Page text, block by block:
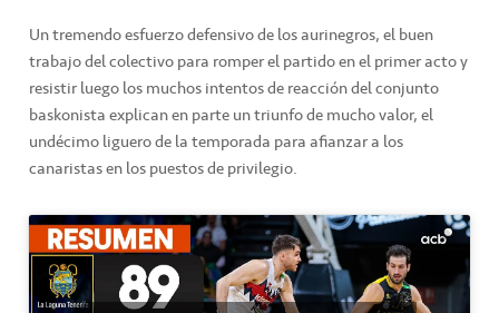
Un tremendo esfuerzo defensivo de los aurinegros, el buen
trabajo del colectivo para romper el partido en el primer acto y
resistir luego los muchos intentos de reacción del conjunto
baskonista explican en parte un triunfo de mucho valor, el
undécimo liguero de la temporada para afianzar a los
canaristas en los puestos de privilegio.